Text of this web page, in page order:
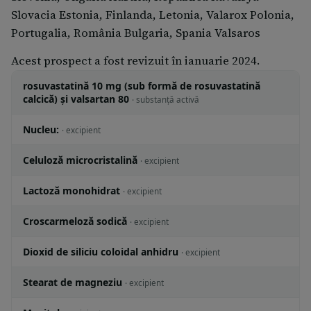
Slovacia Estonia, Finlanda, Letonia, Valarox Polonia,
Portugalia, România Bulgaria, Spania Valsaros
Acest prospect a fost revizuit în ianuarie 2024.
rosuvastatină 10 mg (sub formă de rosuvastatină
calcică) și valsartan 80 · substanță activă
Nucleu: · excipient
Celuloză microcristalină · excipient
Lactoză monohidrat · excipient
Croscarmeloză sodică · excipient
Dioxid de siliciu coloidal anhidru · excipient
Stearat de magneziu · excipient